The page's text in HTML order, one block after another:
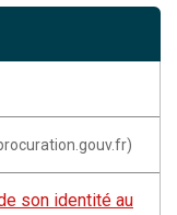
son identité au